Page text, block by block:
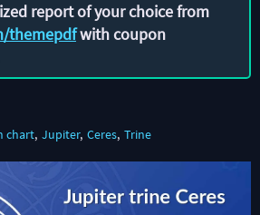
report of your choice from
themepdfwith coupon
chart Jupiter Ceres Trine